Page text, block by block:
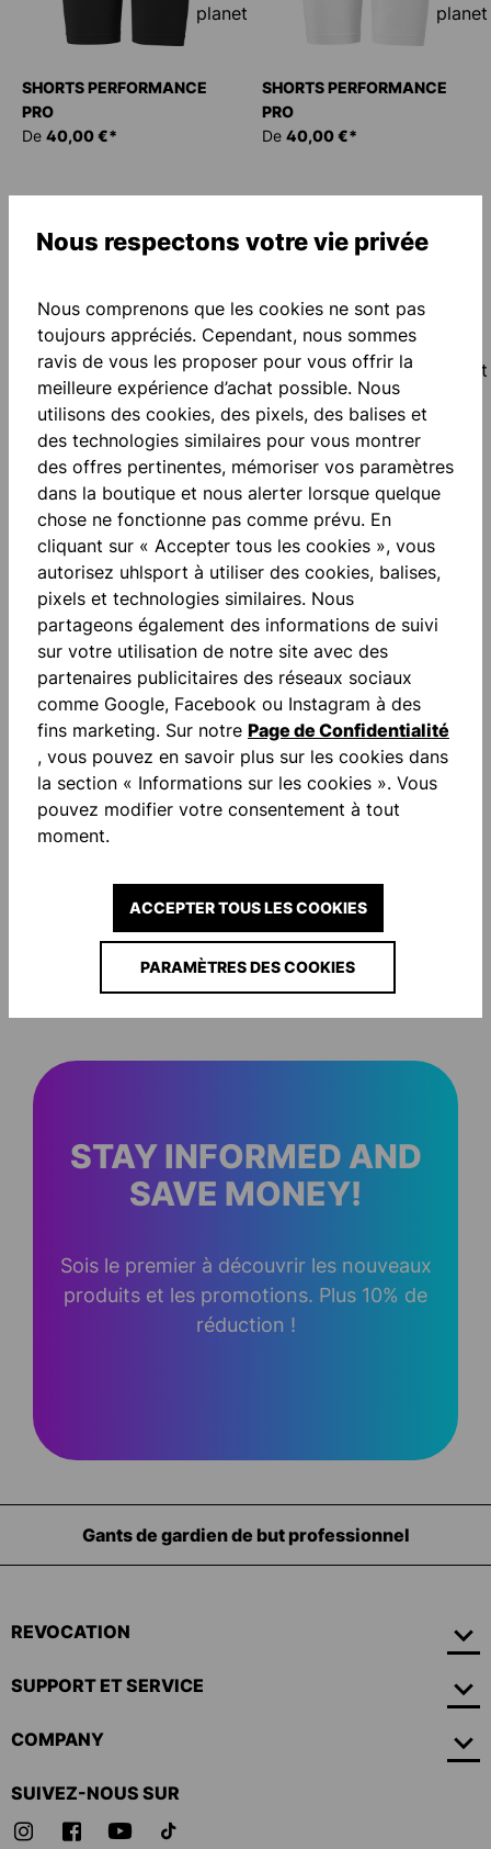
SHORTS PERFORMANCE
PRO
De 40,00 €*
SHORTS PERFORMANCE
PRO
De 40,00 €*
SHORTS PERFORMANCE
PRO
De40,00 €*
SHORTS PERFORMANCE
PRO
De40,00 €*
BIONIKFRAME UNPADDED
SHORT
22,50 €*
BIONIKFRAME 3/4 TIGHT
STAY INFORMED AND
SAVE MONEY!
Sois le premier à découvrir les nouveaux
produits et les promotions. Plus 10% de
réduction !
Équipement pour les gardiens
REVOCATION
SUPPORT ET SERVICE
COMPANY
SUIVEZ-NOUS SUR
Nous respectons votre vie privée
Nous comprenons que les cookies ne sont pas
toujours appréciés. Cependant, nous sommes
ravis de vous les proposer pour vous offrir la
meilleure expérience d’achat possible. Nous
utilisons des cookies, des pixels, des balises et
des technologies similaires pour vous montrer
des offres pertinentes, mémoriser vos paramètres
dans la boutique et nous alerter lorsque quelque
chose ne fonctionne pas comme prévu. En
cliquant sur « Accepter tous les cookies », vous
autorisez uhlsport à utiliser des cookies, balises,
pixels et technologies similaires. Nous
partageons également des informations de suivi
sur votre utilisation de notre site avec des
partenaires publicitaires des réseaux sociaux
comme Google, Facebook ou Instagram à des
fins marketing. Sur notre Page de Confidentialité
, vous pouvez en savoir plus sur les cookies dans
la section « Informations sur les cookies ». Vous
pouvez modifier votre consentement à tout
moment.
PARAMÈTRES DES COOKIES
ACCEPTER TOUS LES COOKIES